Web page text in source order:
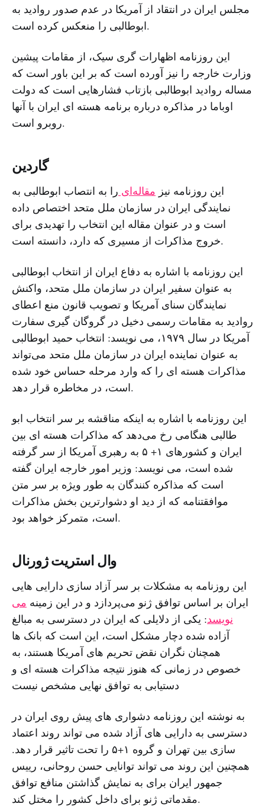
مجلس ایران در انتقاد از آمریکا در عدم صدور روادید به
ابوطالبی را منعکس کرده است.
این روزنامه اظهارات گری سیک، از مقامات پیشین
وزارت خارجه را نیز آورده است که بر این باور است که
مساله روادید ابوطالبی بازتاب فشارهایی است که دولت
اوباما در مذاکره درباره برنامه هسته ای ایران با آنها
روبرو است.
گاردین
این روزنامه نیز مقاله‌ای را به انتصاب ابوطالبی به
نمایندگی ایران در سازمان ملل متحد اختصاص داده
است و در عنوان مقاله این انتخاب را تهدیدی برای
خروج مذاکرات از مسیری که دارد، دانسته است.
این روزنامه با اشاره به دفاع ایران از انتخاب ابوطالبی
به عنوان سفیر ایران در سازمان ملل متحد، ‌واکنش
نمایندگان سنای آمریکا و تصویب قانون منع اعطای
روادید به مقامات رسمی دخیل در گروگان گیری سفارت
آمریکا در سال ۱۹۷۹، می نویسد: انتخاب حمید ابوطالبی
به عنوان نماینده ایران در سازمان ملل متحد می‌تواند
مذاکرات هسته ای را که وارد مرحله حساس خود شده
است، در مخاطره قرار دهد.
این روزنامه با اشاره به اینکه مناقشه بر سر انتخاب ابو
طالبی هنگامی رخ می‌دهد که مذاکرات هسته ای بین
ایران و کشورهای ۱+ ۵ به رهبری آمریکا از سر گرفته
شده است، می نویسد: وزیر امور خارجه ایران گفته
است که مذاکره کنندگان به طور ویژه بر سر متن
موافقتنامه که از دید او دشوارترین بخش مذاکرات
است، متمرکز خواهد بود.
وال استریت ژورنال
این روزنامه به مشکلات بر سر آزاد سازی دارایی‌ هایی
ایران بر اساس توافق ژنو می‌پردازد و در این زمینه می
نویسد: یکی از دلایلی که ایران در دسترسی به مبالغ
آزاده شده دچار مشکل است، این است که بانک ها
همچنان نگران نقض تحریم های آمریکا هستند، به
خصوص در زمانی که هنوز نتیجه مذاکرات هسته ای و
دستیابی به توافق نهایی مشخص نیست
به نوشته این روزنامه دشواری های پیش روی ایران در
دسترسی به دارایی های آزاد شده می تواند روند اعتماد
سازی بین تهران و گروه ۱+۵ را تحت تاثیر قرار دهد.
همچنین این روند می تواند توانایی حسن روحانی، رییس
جمهور ایران برای به نمایش گذاشتن منافع توافق
مقدماتی ژنو برای داخل کشور را مختل کند.